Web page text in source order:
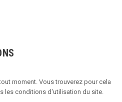
moment. Vous trouverez pour cela
les conditions d'utilisation du site.